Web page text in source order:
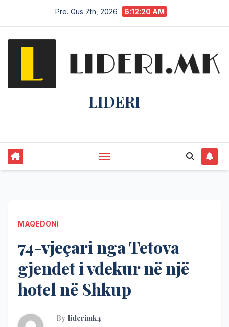
Pre. Gus 7th, 2026 6:12:21 AM
LIDERI
MAQEDONI
74-vjeçari nga Tetova
gjendet i vdekur në një
hotel në Shkup
By liderimk4